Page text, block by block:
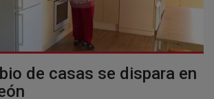
de casas se dispara en